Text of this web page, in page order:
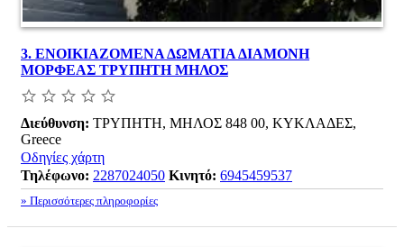
3. ΕΝΟΙΚΙΑΖΟΜΕΝΑ ΔΩΜΑΤΙΑ ΔΙΑΜΟΝΗ
ΜΟΡΦΕΑΣ ΤΡΥΠΗΤΗ ΜΗΛΟΣ
Διεύθυνση: ΤΡΥΠΗΤΗ, ΜΗΛΟΣ 848 00, ΚΥΚΛΑΔΕΣ,
Greece
Οδηγίες χάρτη
Τηλέφωνο: 2287024050 Κινητό: 6945459537
» Περισσότερες πληροφορίες